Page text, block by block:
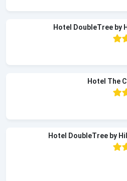
Hotel DoubleTree by
Hotel The
Hotel DoubleTree by